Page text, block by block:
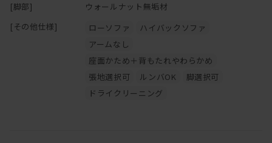
[脚部]
ウォールナット無垢材
[その他仕様]
ローソファ
ハイバックソファ
アームなし
座面かため＋背もたれやわらかめ
張地選択可
ルンバOK
脚選択可
ドライクリーニング